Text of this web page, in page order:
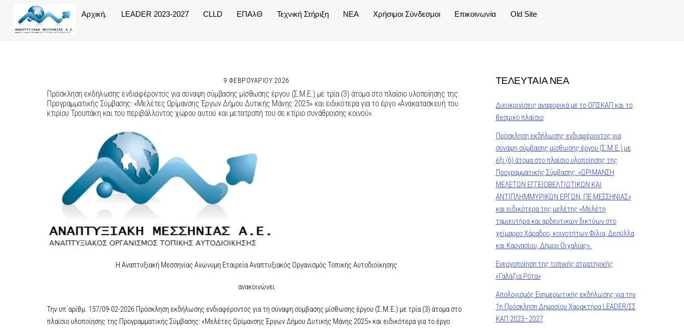
content
Αρχική. LEADER 2023-2027 CLLD ΕΠΑλΘ Τεχνική Στήριξη NEA Χρήσιμοι Σύνδεσμοι Επικοινωνία Old Site
9 ΦΕΒΡΟΥΑΡΊΟΥ 2026
Πρόσκληση εκδήλωσης ενδιαφέροντος για σύναψη σύμβασης μίσθωσης έργου (Σ.Μ.Ε.) με τρία (3) άτομα στο πλαίσιο υλοποίησης της
Προγραμματικής Σύμβασης: «Μελέτες Ωρίμανσης Έργων Δήμου Δυτικής Μάνης 2025» και ειδικότερα για το έργο «Ανακατασκευή του
κτιρίου Τρουπάκη και του περιβάλλοντος χώρου αυτού και μετατροπή του σε κτίριο συνάθροισης κοινού».
Η Αναπτυξιακή Μεσσηνίας Ανώνυμη Εταιρεία Αναπτυξιακός Οργανισμός Τοπικής Αυτοδιοίκησης
ανακοινώνει
Την υπ΄αρίθμ. 157/09-02-2026 Πρόσκληση εκδήλωσης ενδιαφέροντος για τη σύναψη σύμβασης μίσθωσης έργου (Σ.Μ.Ε.) με τρία (3) άτομα στο
πλαίσιο υλοποίησης της Προγραμματικής Σύμβασης: «Μελέτες Ωρίμανσης Έργων Δήμου Δυτικής Μάνης 2025» και ειδικότερα για το έργο
ΤΕΛΕΥΤΑΙΑ ΝΕΑ
Διευκρινίσεις αναφορικά με το ΟΠΣΚΑΠ και το
θεσμικό πλαίσιο
Πρόσκληση εκδήλωσης ενδιαφέροντος για
σύναψη σύμβασης μίσθωσης έργου (Σ.Μ.Ε.) με
έξι (6) άτομα στο πλαίσιο υλοποίησης της
Προγραμματικής Σύμβασης: «ΩΡΙΜΑΝΣΗ
ΜΕΛΕΤΩΝ ΕΓΓΕΙΟΒΕΛΤΙΩΤΙΚΩΝ ΚΑΙ
ΑΝΤΙΠΛΗΜΜΥΡΙΚΩΝ ΕΡΓΩΝ, ΠΕ ΜΕΣΣΗΝΙΑΣ»
και ειδικότερα της μελέτης «Μελέτη
ταμιευτήρα και αρδευτικών δικτύων στο
χείμαρρο Χάραδρο, κοινοτήτων Φίλια, Δεσύλλα
και Καρνασίου, Δήμου Οιχαλίας».
Ενεργοποίηση της τοπικής στρατηγικής
«Γαλάζια Ρότα»
Απολογισμός Ενημερωτικής εκδήλωσης για την
1η Πρόσκληση Δημοσίου Χαρακτήρα LEADER/ΣΣ
ΚΑΠ 2023–2027